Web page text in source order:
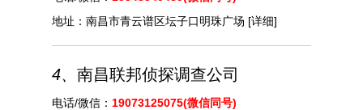
地址： 南昌市青云谱区坛子口明珠广场 [详细]
4、 南昌联邦侦探调查公司
电话/微信： 19073125075(微信同号)